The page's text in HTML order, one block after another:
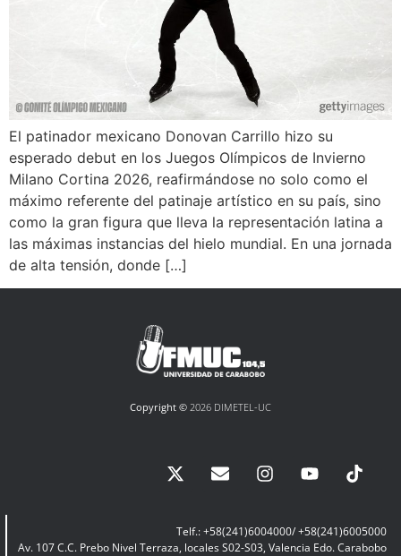
El patinador mexicano Donovan Carrillo hizo su
esperado debut en los Juegos Olímpicos de Invierno
Milano Cortina 2026, reafirmándose no solo como el
máximo referente del patinaje artístico en su país, sino
como la gran figura que lleva la representación latina a
las máximas instancias del hielo mundial. En una jornada
de alta tensión, donde […]
Copyright © 2026 DIMETEL-UC
Telf.: +58(241)6004000/ +58(241)6005000
Av. 107 C.C. Prebo Nivel Terraza, locales S02-S03, Valencia Edo. Carabobo